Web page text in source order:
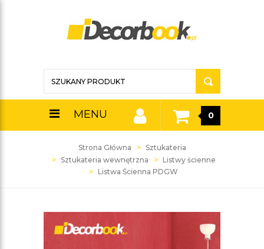
MENU 0
Strona Główna
Sztukateria
Sztukateria wewnętrzna
Listwy ścienne
Listwa Ścienna PDGW